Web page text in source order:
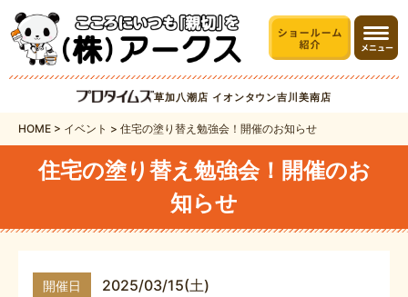
草加八潮店 イオンタウン吉川美南店
HOME > イベント > 住宅の塗り替え勉強会！開催のお知らせ
住宅の塗り替え勉強会！開催のお
知らせ
開催日 2025/03/15(土)